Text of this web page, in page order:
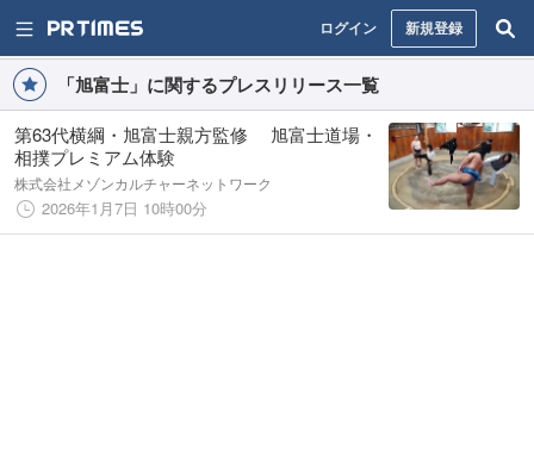
ログイン 新規登録
「旭富士」に関するプレスリリース一覧
第63代横綱・旭富士親方監修 旭富士道場・
相撲プレミアム体験
株式会社メゾンカルチャーネットワーク
2026年1月7日 10時00分